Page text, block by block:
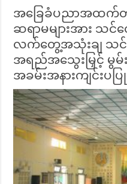
အခြေခံပညာအထက်
ဆရာမများအား သင်
လက်တွေ့အသုံးချ သင်က
အရည်အသွေးမြှင့် မွမ်
အခမ်းအနားကျင်းပပ